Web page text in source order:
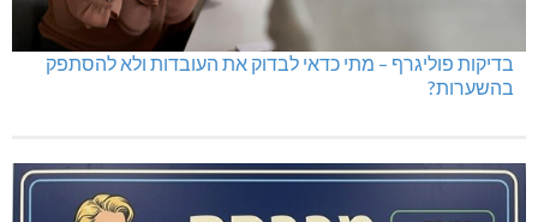
בדיקות פוליגרף – מתי כדאי לבדוק את העובדות ולא להסתפק
בהשערות?